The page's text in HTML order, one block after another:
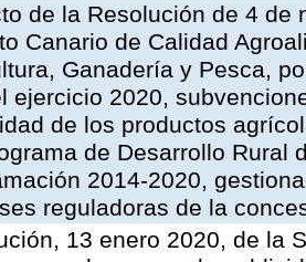
de la Resolución de 4 de
Canario de Calidad
Ganadería y Pesca,
ejercicio 2020,
de los productos
de Desarrollo Rural
2014-2020,
reguladoras de la
13 enero 2020, de la